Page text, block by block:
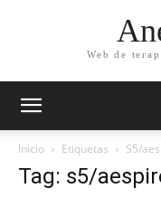
Web de
Inicio Etiquetas S5/
Tag: s5/